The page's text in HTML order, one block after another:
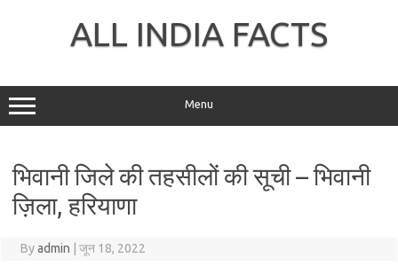
ALL INDIA FACTS
Menu
भिवानी जिले की तहसीलों की सूची – भिवानी
ज़िला, हरियाणा
Byadmin जून 18, 2022